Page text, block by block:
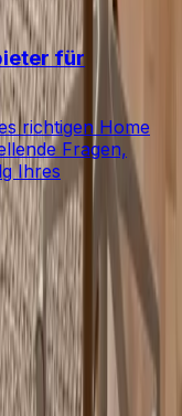
für
richtigen Home
Fragen,
Ihres
skillUnsere
Kontakt Unsere